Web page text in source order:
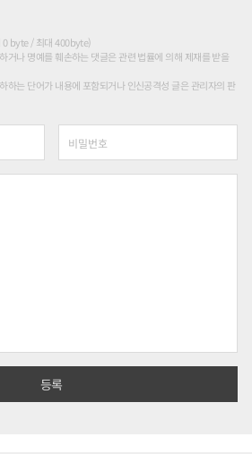
0 byte / 최대 400byte)
거나 명예를 훼손하는 댓글은 관련 법률에 의해 제재를 받을
하는 단어가 내용에 포함되거나 인신공격성 글은 관리자의 판